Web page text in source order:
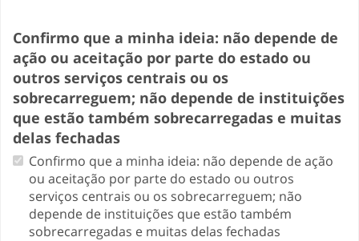
Confirmo que a minha ideia: não depende de
ação ou aceitação por parte do estado ou
outros serviços centrais ou os
sobrecarreguem; não depende de instituições
que estão também sobrecarregadas e muitas
delas fechadas
Confirmo que a minha ideia: não depende de ação
ou aceitação por parte do estado ou outros
serviços centrais ou os sobrecarreguem; não
depende de instituições que estão também
sobrecarregadas e muitas delas fechadas